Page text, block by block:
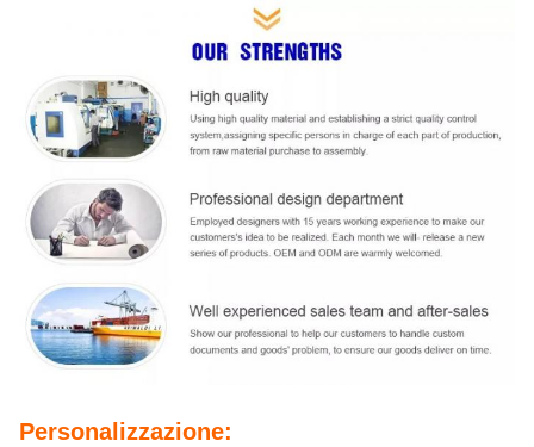
Personalizzazione: